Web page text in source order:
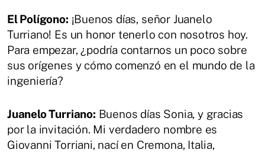
El Polígono: ¡Buenos días, señor Juanelo
Turriano! Es un honor tenerlo con nosotros hoy.
Para empezar, ¿podría contarnos un poco sobre
sus orígenes y cómo comenzó en el mundo de la
ingeniería?
Juanelo Turriano: Buenos días Sonia, y gracias
por la invitación. Mi verdadero nombre es
Giovanni Torriani, nací en Cremona, Italia,